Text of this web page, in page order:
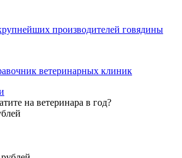
производителей говядины
ветеринарных клиник
на ветеринара в год?